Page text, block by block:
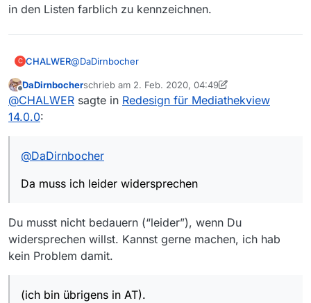
in den Listen farblich zu kennzeichnen.
C CHALWER@DaDirnbocher
Da muss ich leider widersprechen (ich bin übrigens
in AT).
herunterzuladen. Dies funktioniert - wenn man die
möchte damit aber nicht sagen, dass es umgekehrt
(aus DE “AT-blockierte”) auch funktioniert.
Offline
DaDirnbocherschrieb am 2. Feb. 2020, 04:49
zuletzt editiert von DaDirnbocher
@CHALWER sagte in Redesign für Mediathekview
14.0.0:
@DaDirnbocher
Da muss ich leider widersprechen
Du musst nicht bedauern (“leider”), wenn Du
widersprechen willst. Kannst gerne machen, ich hab
kein Problem damit.
(ich bin übrigens in AT).